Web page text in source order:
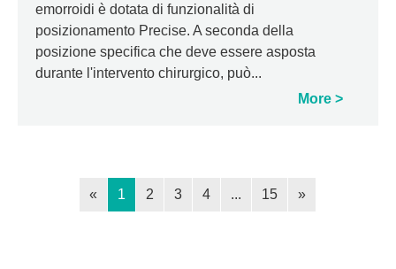
emorroidi è dotata di funzionalità di
posizionamento Precise. A seconda della
posizione specifica che deve essere asposta
durante l'intervento chirurgico, può...
More
« 1 2 3 4 ... 15 »